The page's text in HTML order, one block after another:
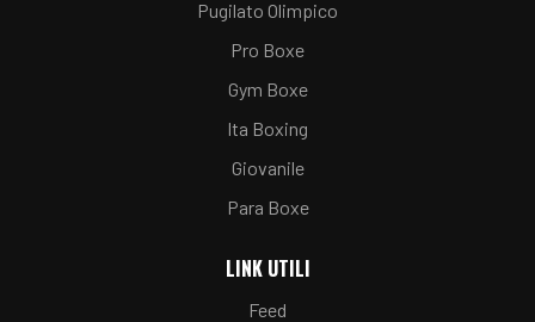
Pugilato Olimpico
Pro Boxe
Gym Boxe
Ita Boxing
Giovanile
Para Boxe
LINK UTILI
Feed